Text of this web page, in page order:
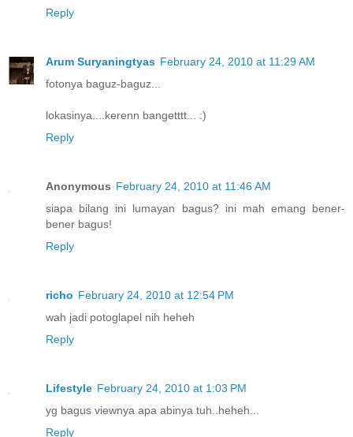
Reply
Arum Suryaningtyas February 24, 2010 at 11:29 AM
fotonya baguz-baguz...
lokasinya....kerenn bangetttt... :)
Reply
Anonymous February 24, 2010 at 11:46 AM
siapa bilang ini lumayan bagus? ini mah emang bener-
bener bagus!
Reply
richo February 24, 2010 at 12:54 PM
wah jadi potoglapel nih heheh
Reply
Lifestyle February 24, 2010 at 1:03 PM
yg bagus viewnya apa abinya tuh..heheh...
Reply